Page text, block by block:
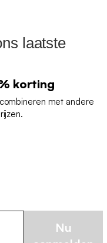
laatste
korting
met andere
Nu